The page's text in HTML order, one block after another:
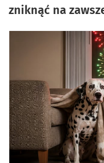
zniknąć na